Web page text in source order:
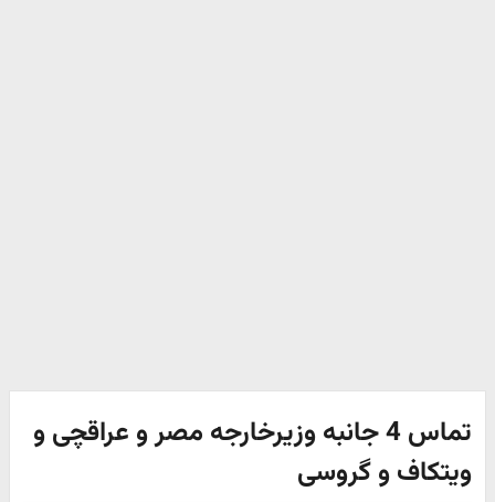
تماس 4 جانبه وزیرخارجه مصر و عراقچی و
ویتکاف و گروسی